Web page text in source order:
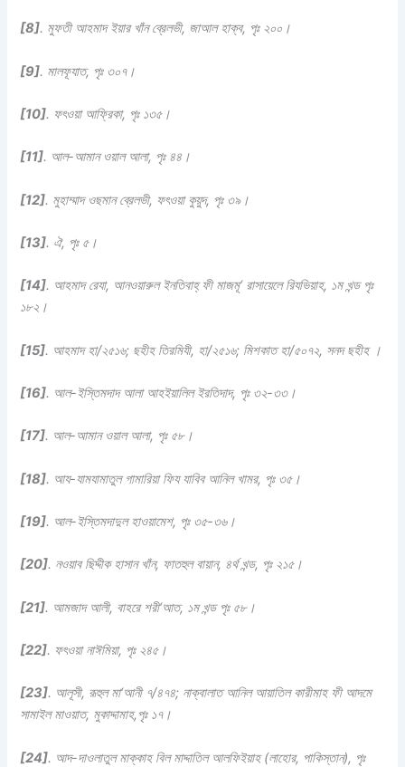
[8]. মুফতী আহমাদ ইয়ার খাঁন ব্রেলভী, জাআল হাক্ব, পৃঃ ২০০।
[9]. মালফূযাত, পৃঃ ৩০৭।
[10]. ফৎওয়া আফ্রিকা, পৃঃ ১৩৫।
[11]. আল-আমান ওয়াল আলা, পৃঃ ৪৪।
[12]. মুহাম্মাদ ওছমান ব্রেলভী, ফৎওয়া কুয়ুদ, পৃঃ ৩৯।
[13]. ঐ, পৃঃ ৫।
[14]. আহমাদ রেযা, আনওয়ারুল ইনতিবাহ্ ফী মাজমূ‘ রাসায়েলে রিযভিয়াহ, ১ম খন্ড পৃঃ
১৮২।
[15]. আহমাদ হা/২৫১৬; ছহীহ তিরমিযী, হা/২৫১৬; মিশকাত হা/৫০৭২, সনদ ছহীহ ।
[16]. আল-ইস্তিমদাদ আলা আহইয়ালিল ইরতিদাদ, পৃঃ ৩২-৩৩।
[17]. আল-আমান ওয়াল আলা, পৃঃ ৫৮।
[18]. আয-যামযামাতুল গামারিয়া ফিয যাবিব আনিল খামর, পৃঃ ৩৫।
[19]. আল-ইস্তিমদাদুল হাওয়ামেশ, পৃঃ ৩৫-৩৬।
[20]. নওয়াব ছিদ্দীক হাসান খাঁন, ফাতহুল বায়ান, ৪র্থ খন্ড, পৃঃ ২১৫।
[21]. আমজাদ আলী, বাহরে শরী‘আত, ১ম খন্ড পৃঃ ৫৮।
[22]. ফৎওয়া নাঈমিয়া, পৃঃ ২৪৫।
[23]. আলূসী, রূহুল মা‘আনী ৭/৪৭৪; নাক্বালাত আনিল আয়াতিল কারীমাহ ফী আদমে
সামাইল মাওয়াত, মুকাদ্দামাহ,পৃঃ ১৭।
[24]. আদ-দাওলাতুল মাক্কাহ বিল মাদ্দাতিল আলফিইয়াহ (লাহোর, পাকিস্তান), পৃঃ